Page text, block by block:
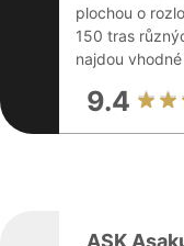
plochou o
150 tras
najdou
9.4
ASK